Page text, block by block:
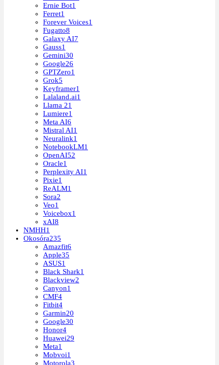
Ernie Bot1
Ferret1
Forever Voices1
Fugatto8
Galaxy AI7
Gauss1
Gemini30
Google26
GPTZero1
Grok5
Keyframer1
Lalaland.ai1
Llama 21
Lumiere1
Meta AI6
Mistral AI1
Neuralink1
NotebookLM1
OpenAI52
Oracle1
Perplexity AI1
Pixie1
ReALM1
Sora2
Veo1
Voicebox1
xAI8
NMHH1
Okosóra235
Amazfit6
Apple35
ASUS1
Black Shark1
Blackview2
Canyon1
CMF4
Fitbit4
Garmin20
Google30
Honor4
Huawei29
Meta1
Mobvoi1
Motorola3